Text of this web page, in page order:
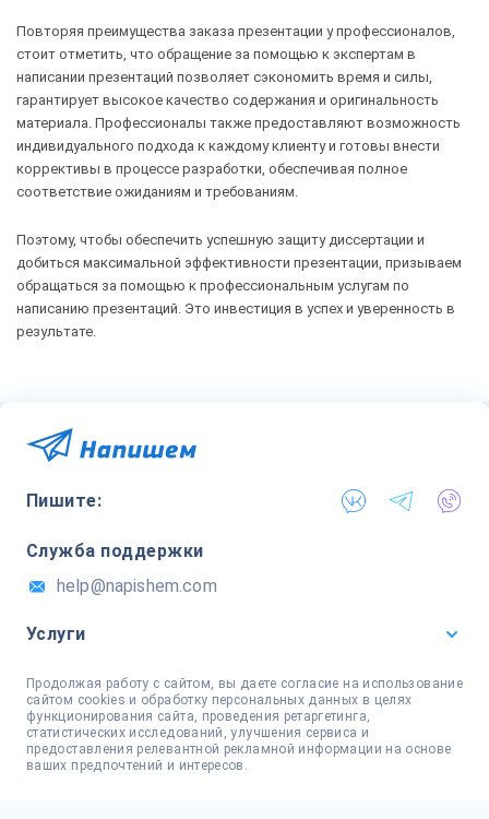
Повторяя преимущества заказа презентации у профессионалов,
стоит отметить, что обращение за помощью к экспертам в
написании презентаций позволяет сэкономить время и силы,
гарантирует высокое качество содержания и оригинальность
материала. Профессионалы также предоставляют возможность
индивидуального подхода к каждому клиенту и готовы внести
коррективы в процессе разработки, обеспечивая полное
соответствие ожиданиям и требованиям.
Поэтому, чтобы обеспечить успешную защиту диссертации и
добиться максимальной эффективности презентации, призываем
обращаться за помощью к профессиональным услугам по
написанию презентаций. Это инвестиция в успех и уверенность в
результате.
Пишите:
Служба поддержки
help@napishem.com
Услуги
Продолжая работу с сайтом, вы даете согласие на использование
сайтом cookies и обработку персональных данных в целях
функционирования сайта, проведения ретаргетинга,
статистических исследований, улучшения сервиса и
предоставления релевантной рекламной информации на основе
ваших предпочтений и интересов.